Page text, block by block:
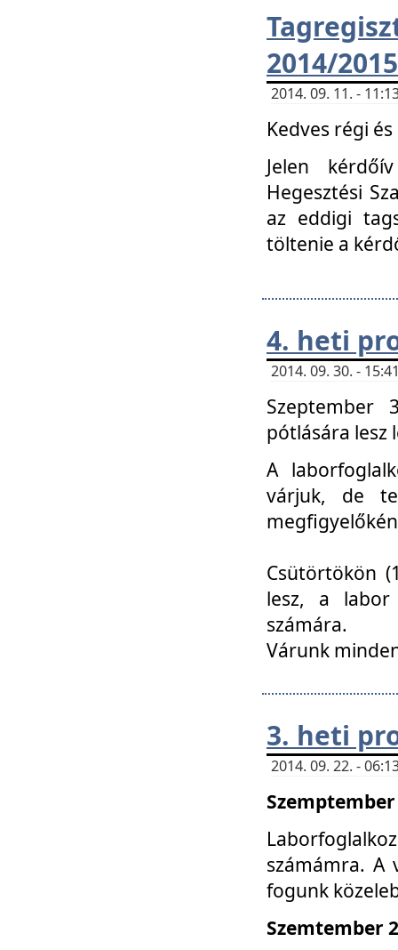
2014/
2014. 09. 11. -
Kedves régi
Jelen
Hegesztési
az eddigi
töltenie a
4. heti
2014. 09. 30. -
Szeptember
pótlására lesz
A
várjuk, de
Csütörtökön
lesz, a labor
számára.
Várunk
3. heti
2014. 09. 22. -
számámra. A
fogunk
Szemtember